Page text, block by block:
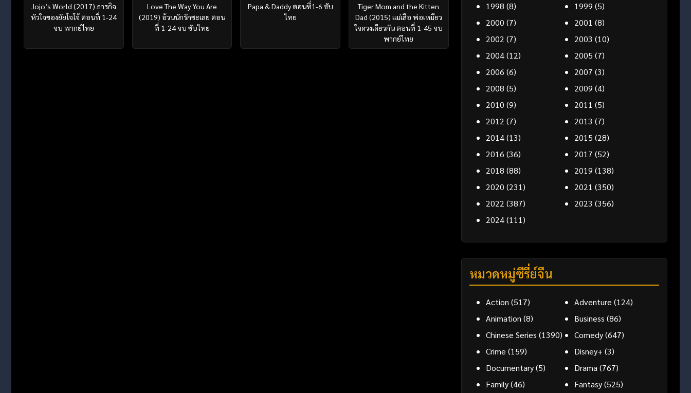
Jojo’s World (2017) ภารกิจ
หัวใจของยัยโจโจ้ ตอนที่ 1-24
จบ พากย์ไทย
Love The Way You Are
(2019) อ้วนนักรักซะเลย ตอน
ที่ 1-24 จบ ซับไทย
Papa & Daddy ตอนที่1-6 ซับ
ไทย
Tiger Mom and the Kitten
Dad (2015) แม่เสือ พ่อเหมียว
ใจดวงเดียวกัน ตอนที่ 1-45 จบ
พากย์ไทย
1998 (8) 1999 (5)
2000 (7) 2001 (8)
2002 (7) 2003 (10)
2004(12) 2005 (7)
2006 (6) 2007 (3)
2008 (5) 2009 (4)
2010 (9) 2011 (5)
2012 (7) 2013 (7)
2014(13) 2015 (28)
2016 (36) 2017 (52)
2018 (88) 2019 (138)
2020 (231) 2021 (350)
2022 (387) 2023 (356)
2024(111)
หมวดหมู่ซีรี่ย์จีน
Action (517) Adventure (124)
Animation (8) Business (86)
Chinese Series (1390) Comedy(647)
Crime (159) Disney+ (3)
Documentary(5) Drama(767)
Family(46) Fantasy(525)